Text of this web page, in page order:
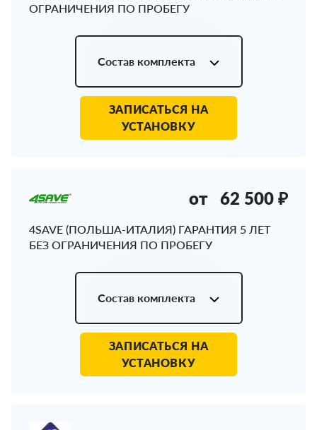
ОГРАНИЧЕНИЯ ПО ПРОБЕГУ
Состав комплекта
ЗАПИСАТЬСЯ НА
УСТАНОВКУ
4SAVE (ПОЛЬША-ИТАЛИЯ) ГАРАНТИЯ 5 ЛЕТ
БЕЗ ОГРАНИЧЕНИЯ ПО ПРОБЕГУ
от 62 500 ₽
Состав комплекта
ЗАПИСАТЬСЯ НА
УСТАНОВКУ